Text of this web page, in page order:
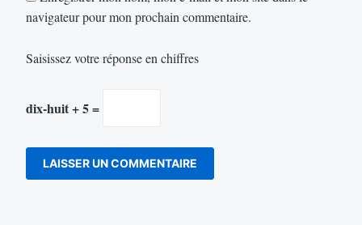
navigateur pour mon prochain commentaire.
Saisissez votre réponse en chiffres
dix-huit + 5 =